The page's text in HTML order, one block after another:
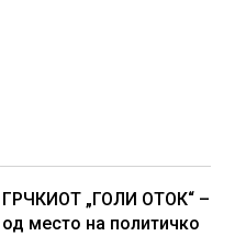
ГРЧКИОТ „ГОЛИ ОТОК“ –
од место на политичко